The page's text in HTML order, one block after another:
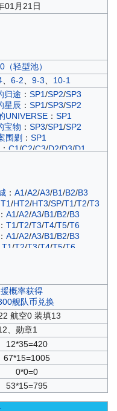
01月21日
（轻型池）
、 6-2、 9-3、 10-1
归途 ： SP1/SP2/SP3
星辰 ： SP1/SP3/SP2
UNIVERSE ： SP1
宝物 ： SP3/SP1/SP2
围剿 ： SP1
：C1/C2/C3/D2/D3/D1
： A1/A2/A3/B1/B2/B3
：A1/A3/A2/B1/B2/B3
曲：A1/A2/A3/C1/C2
符誓言：B1/B2/B3
回响：A1/A2/A3
A1 /A2/A3/C1/C2/C3
： A1/A2/A3/B1/B2/B3
/HT2/HT3/SP/T1/T2/T3
： A1/A2/A3/B1/B2/B3
： T1/T2/T3/T4/T5/T6
： A1/A2/A3/B1/B2/B3
T1 /T2/T3/T4/T5/T6
A1/A2/A3/C1
A1/A2/A3 /B1/B2
A1/A2/A3/B1/B2/B3
/T1/T2/T3/T4/T5
之泉：SP
A1/A2/A3/B1/
A1/A2 /A3/B1/B2
/C3/D1/D2/D3/SP
A1/A2/A3/B1/B2/B3
A2/A3/B1/B2
A1/A2/A3/B1/B2/B3
概率获得
舰队币兑换
航空0 装填13
、勋章1
12*35=420
67*15=1005
0*0=0
53*15=795